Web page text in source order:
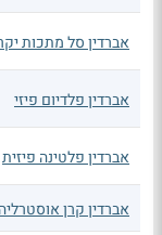
אברדין סל מתכות
אברדין פלדיום פיזי
אברדין פלטינה פיזית
אברדין קרן אוסטרליה